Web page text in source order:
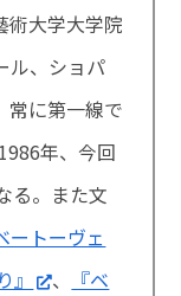
術大学大学院
ル、ショパ
常に第一線で
年、今回
る。また文
ートーヴェ
、
『ベ